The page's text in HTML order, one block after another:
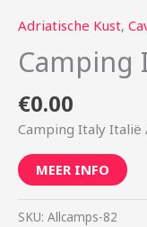
Adriatische Kust,
Camping
€0.00
Camping Italy Italië
MEER INFO
SKU: Allcamps-82